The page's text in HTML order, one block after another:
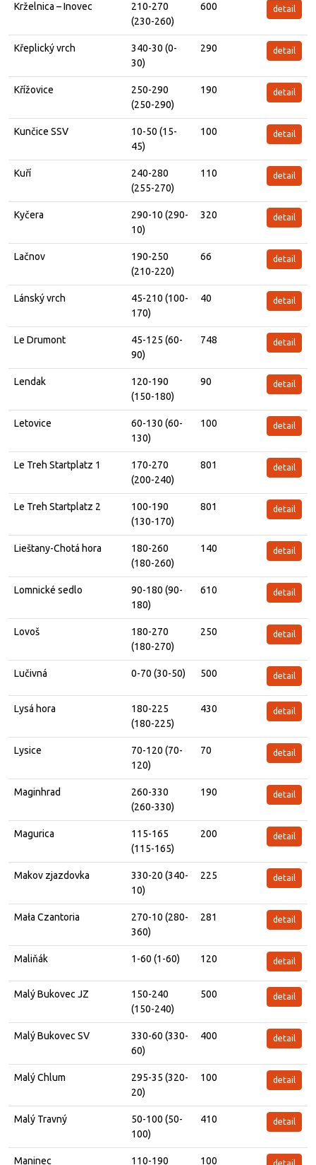
Krželnica – Inovec
210-270
(230-260)
600 detail
Křeplický vrch
340-30 (0-
30)
290 detail
Křížovice
250-290
(250-290)
190 detail
Kunčice SSV
10-50 (15-
45)
100 detail
Kuří
240-280
(255-270)
110 detail
Kyčera
290-10 (290-
10)
320 detail
Lačnov
190-250
(210-220)
66 detail
Lánský vrch
45-210 (100-
170)
40 detail
Le Drumont
45-125 (60-
90)
748 detail
Lendak
120-190
(150-180)
90 detail
Letovice
60-130 (60-
130)
100 detail
Le Treh Startplatz 1
170-270
(200-240)
801 detail
Le Treh Startplatz 2
100-190
(130-170)
801 detail
Lieštany-Chotá hora
180-260
(180-260)
140 detail
Lomnické sedlo
90-180 (90-
180)
610 detail
Lovoš
180-270
(180-270)
250 detail
Lučivná 0-70 (30-50) 500 detail
Lysá hora
180-225
(180-225)
430 detail
Lysice
70-120 (70-
120)
70 detail
Maginhrad
260-330
(260-330)
190 detail
Magurica
115-165
(115-165)
200 detail
Makov zjazdovka
330-20 (340-
10)
225 detail
Mała Czantoria
270-10 (280-
360)
281 detail
Maliňák 1-60 (1-60) 120 detail
Malý Bukovec JZ
150-240
(150-240)
500 detail
Malý Bukovec SV
330-60 (330-
60)
400 detail
Malý Chlum
295-35 (320-
20)
100 detail
Malý Travný
50-100 (50-
100)
410 detail
Maninec 110-190 100